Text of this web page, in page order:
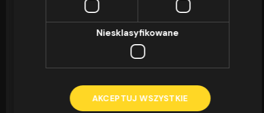
ciepła, należy zdobyć niezbędne kwalifikacje,
odpowiednio udokumentowane certyfikatami.
Zalecamy, aby zapisać się nakurs instalatora
klimatyzacji i pomp ciepła w OSZ Omega
branży związanej z montażem, obsługą i
serwisowaniem pomp ciepła. Nasze szkolenie
Niesklasyfikowane
AKCEPTUJ WSZYSTKIE